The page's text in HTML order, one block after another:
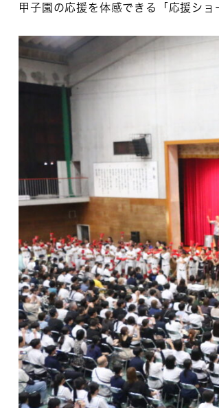
甲子園の応援を体感できる「応援ショ